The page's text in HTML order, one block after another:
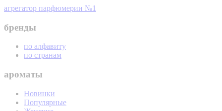
агрегатор парфюмерии №1
бренды
по алфавиту
по странам
ароматы
Новинки
Популярные